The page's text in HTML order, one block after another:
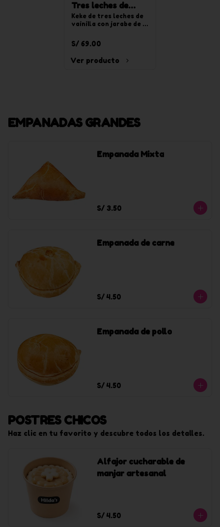
Tres leches de
vainilla redonda
mediana
Keke de tres leches de
vainilla con jarabe de
crema pastelera y
decorado con crema de
chantilly de vainilla.
Para 20 tajadas.
S/ 69.00
Ver producto
EMPANADAS GRANDES
Empanada Mixta
S/ 3.50
Empanada de carne
S/ 4.50
Empanada de pollo
S/ 4.50
POSTRES CHICOS
Haz clic en tu favorito y descubre todos los detalles.
Alfajor cucharable de
manjar artesanal
S/ 4.50